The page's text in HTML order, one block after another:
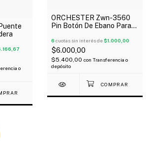
o
ORCHESTER Zwn-3560
Pin Botón De Ebano Para
6 cuotas sin interés de$1.000,00
$6.000,00
$5.400,00 con Transferencia o
depósito